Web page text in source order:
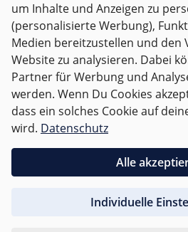
AGB Impressum
Alle Preise inkl. gesetzl.
und ggf.
angegeben.
Für Österreich sind
Für andere Länder wird nach
um Inhalte und Anzeigen zu
(personalisierte Werbung),
Medien bereitzustellen und den
Website zu analysieren. Dabei
Partner für Werbung und
werden. Wenn Du Cookies
dass ein solches Cookie auf
wird. Datenschutz
Individuelle
Alle